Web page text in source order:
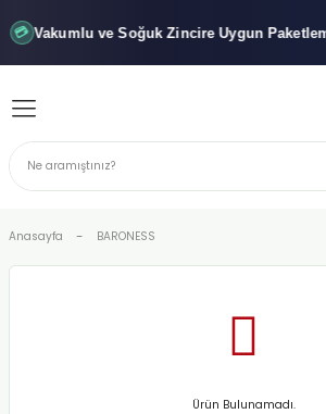
💳 Vakumlu ve SoğukZincire Uygun Paketleme
Geri Dön
Geri Dön
Geri Dön
Anasayfa BARONESS
Ürün Bulunamadı.